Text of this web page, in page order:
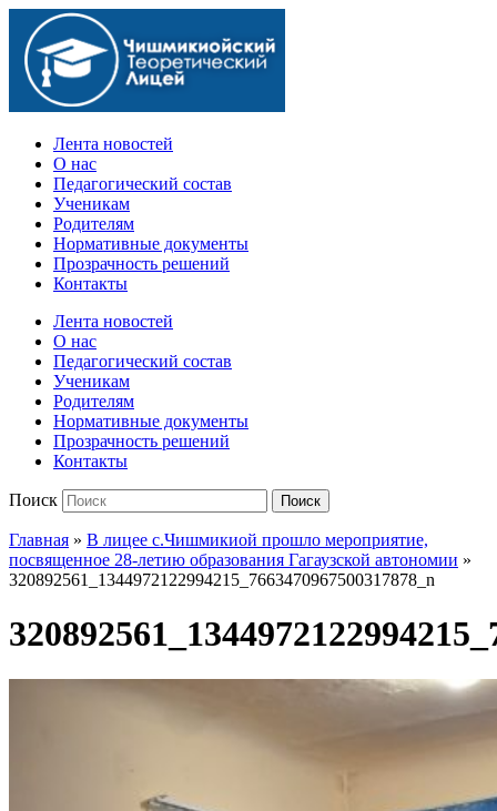
Официальный сайт учебного заведения
Лента новостей
О нас
Педагогический состав
Ученикам
Родителям
Нормативные документы
Прозрачность решений
Контакты
Лента новостей
О нас
Педагогический состав
Ученикам
Родителям
Нормативные документы
Прозрачность решений
Контакты
Поиск Поиск
Главная » В лицее с.Чишмикиой прошло мероприятие,
посвященное 28-летию образования Гагаузской автономии »
320892561_1344972122994215_7663470967500317878_n